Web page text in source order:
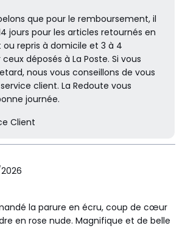
que pour le remboursement, il
jours pour les articles retournés en
repris à domicile et 3 à 4
déposés à La Poste. Si vous
nous vous conseillons de vous
client. La Redoute vous
journée.
Client
la parure en écru, coup de cœur
en rose nude. Magnifique et de belle